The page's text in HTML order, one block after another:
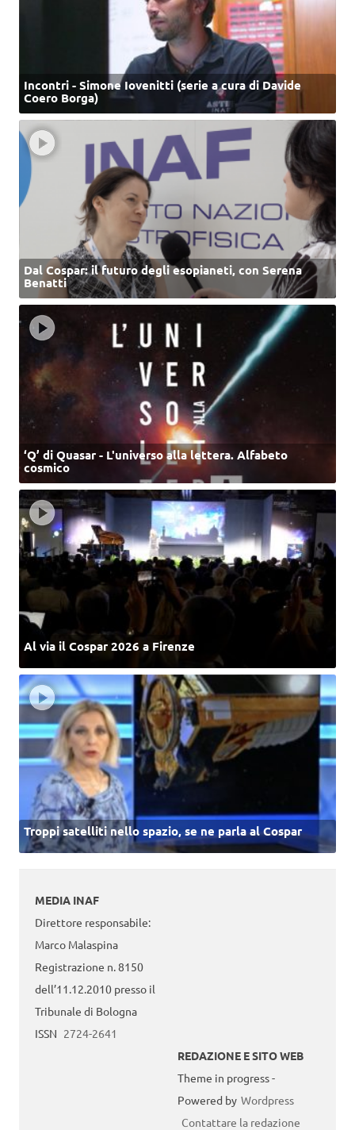
Incontri - Simone Iovenitti (serie a cura di Davide
Coero Borga)
Dal Cospar: il futuro degli esopianeti, con Serena
Benatti
‘Q’ di Quasar - L'universo alla lettera. Alfabeto
cosmico
Al via il Cospar 2026 a Firenze
Troppi satelliti nello spazio, se ne parla al Cospar
MEDIA INAF
Direttore responsabile:
Marco Malaspina
Registrazione n. 8150
dell’11.12.2010 presso il
Tribunale di Bologna
ISSN 2724-2641
REDAZIONE E SITO WEB
Theme in progress -
Powered by Wordpress
Contattare la redazione